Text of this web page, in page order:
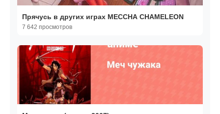
Прячусь в других играх MECCHA CHAMELEON
7 642 просмотров